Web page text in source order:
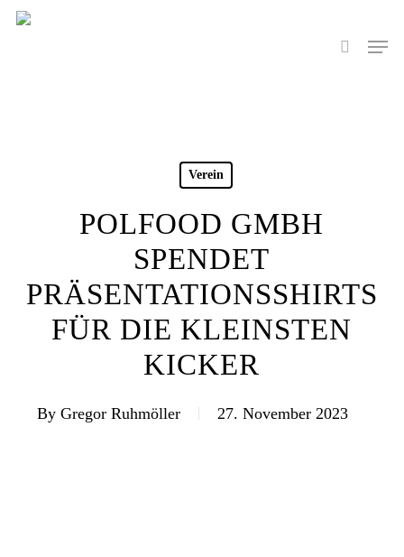
Skip
search
Menu
Verein
POLFOOD GMBH
SPENDET
PRÄSENTATIONSSHIRTS
FÜR DIE KLEINSTEN
KICKER
By Gregor Ruhmöller 27. November 2023